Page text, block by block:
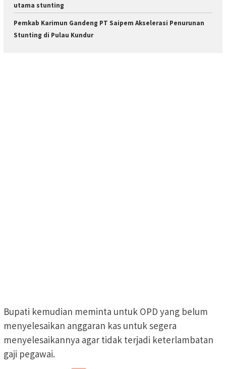
utama stunting
Pemkab Karimun Gandeng PT Saipem Akselerasi Penurunan
Stunting di Pulau Kundur
Bupati kemudian meminta untuk OPD yang belum
menyelesaikan anggaran kas untuk segera
menyelesaikannya agar tidak terjadi keterlambatan
gaji pegawai.